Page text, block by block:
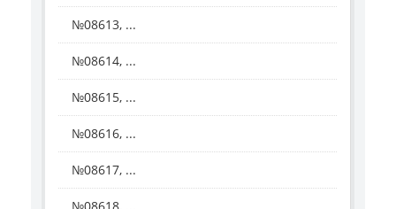
№08613, ...
№08614, ...
№08615, ...
№08616, ...
№08617, ...
№08618, ...